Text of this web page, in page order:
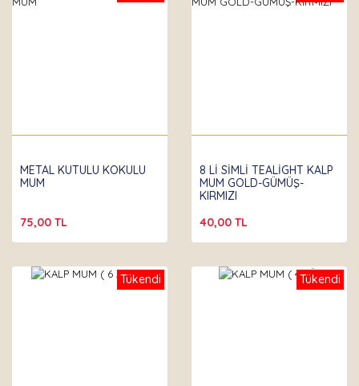
METAL KUTULU KOKULU
MUM
75,00 TL
8 Lİ SİMLİ TEALİGHT KALP
MUM GOLD-GÜMÜŞ-
KIRMIZI
40,00 TL
Tükendi Tükendi